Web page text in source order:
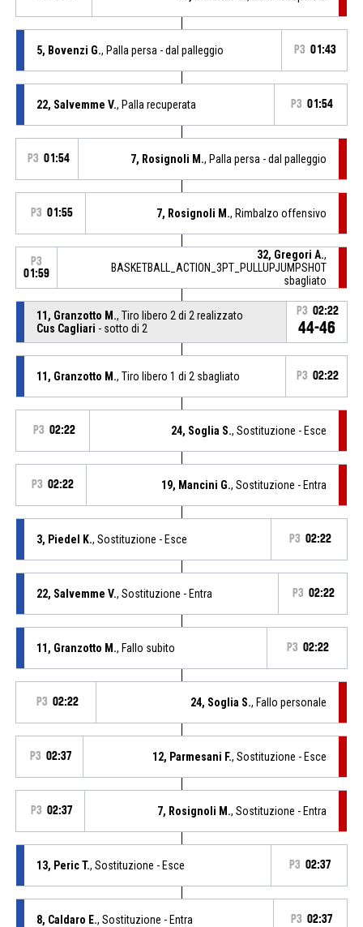
5, Bovenzi G., Palla persa - dal palleggio P3 01:43
22, Salvemme V., Palla recuperata P3 01:54
P3 01:54 7, Rosignoli M., Palla persa - dal palleggio
P3 01:55 7, Rosignoli M., Rimbalzo offensivo
P3
01:59
32, Gregori A.,
BASKETBALL_ACTION_3PT_PULLUPJUMPSHOT
sbagliato
11, Granzotto M., Tiro libero 2 di 2 realizzato
Cus Cagliari - sotto di 2
P3 02:22
44-46
11, Granzotto M., Tiro libero 1 di 2 sbagliato P3 02:22
P3 02:22 24, Soglia S., Sostituzione - Esce
P3 02:22 19, Mancini G., Sostituzione - Entra
3, Piedel K., Sostituzione - Esce P3 02:22
22, Salvemme V., Sostituzione - Entra P3 02:22
11, Granzotto M., Fallo subito P3 02:22
P3 02:22 24, Soglia S., Fallo personale
P3 02:37 12, Parmesani F., Sostituzione - Esce
P3 02:37 7, Rosignoli M., Sostituzione - Entra
13, Peric T., Sostituzione - Esce P3 02:37
8, Caldaro E., Sostituzione - Entra P3 02:37